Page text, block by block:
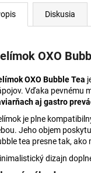
Diskusia
OXO
OXO Bubble Tea
Vďaka pevnému
aj gastro
je plne
Jeho objem
tea presne tak, ako
dizajn